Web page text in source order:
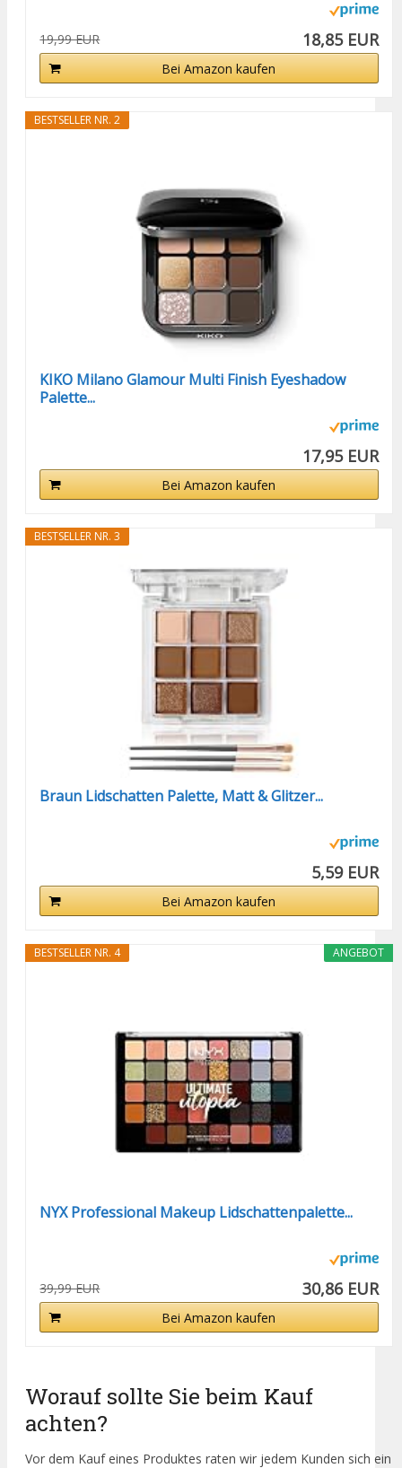
19,99 EUR 18,85 EUR
Bei Amazon kaufen
BESTSELLER NR. 2
KIKO Milano Glamour Multi Finish Eyeshadow
Palette...
17,95 EUR
Bei Amazon kaufen
BESTSELLER NR. 3
Braun Lidschatten Palette, Matt & Glitzer...
5,59 EUR
Bei Amazon kaufen
ANGEBOT
BESTSELLER NR. 4
NYX Professional Makeup Lidschattenpalette...
39,99 EUR 30,86 EUR
Bei Amazon kaufen
Worauf sollte Sie beim Kauf
achten?
Vor dem Kauf eines Produktes raten wir jedem Kunden sich ein